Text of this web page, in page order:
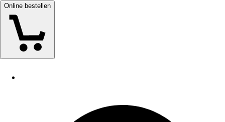
Online bestellen